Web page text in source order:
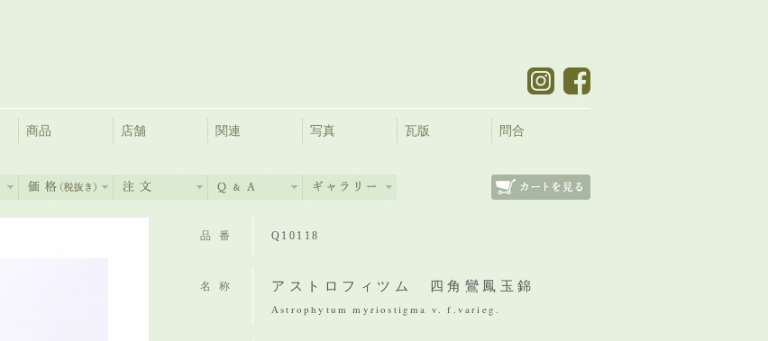
商品 店舗 関連 写真 瓦版 問合
品番 Q10118
名称 アストロフィツム 四角鸞鳳玉錦
Astrophytum myriostigma v. f.varieg.